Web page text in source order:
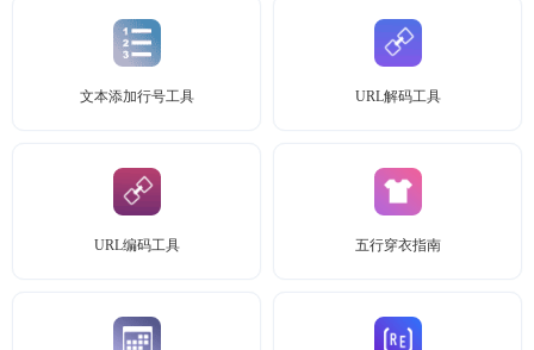
文本添加行号工具 URL解码工具
URL编码工具 五行穿衣指南